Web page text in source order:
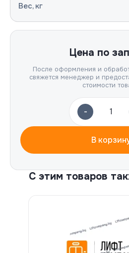
Вес, кг
Цена по
После оформления и
свяжется менеджер и
стоимости
- 1
В
С этим товаров